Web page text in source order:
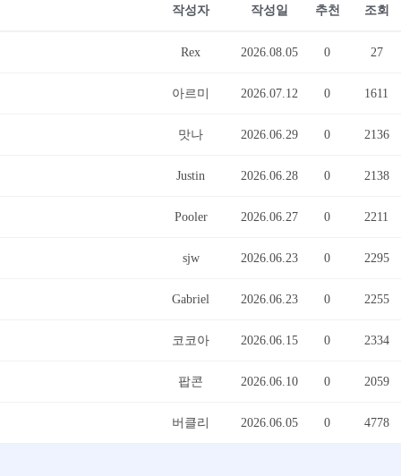
작성자 작성일 추천 조회
Rex 2026.08.05 0 27
아르미 2026.07.12 0 1611
맛나 2026.06.29 0 2136
Justin 2026.06.28 0 2138
Pooler 2026.06.27 0 2211
sjw 2026.06.23 0 2295
Gabriel 2026.06.23 0 2255
코코아 2026.06.15 0 2334
팝콘 2026.06.10 0 2059
버클리 2026.06.05 0 4778